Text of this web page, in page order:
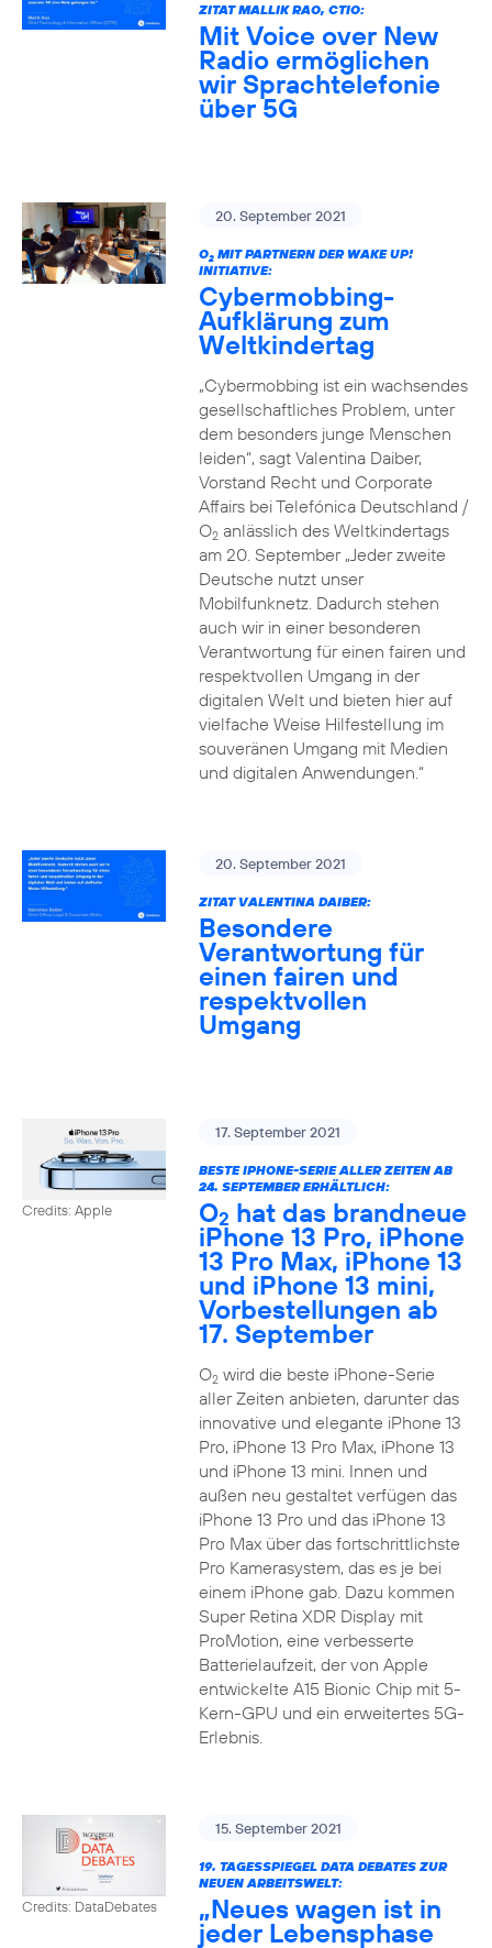
ZITAT MALLIK RAO, CTIO:
Mit Voice over New
Radio ermöglichen
wir Sprachtelefonie
über 5G
20. September 2021
O2MIT PARTNERN DER WAKE UP!
INITIATIVE:
Cybermobbing-
Aufklärung zum
Weltkindertag
„Cybermobbing ist ein wachsendes
gesellschaftliches Problem, unter
dem besonders junge Menschen
leiden“, sagt Valentina Daiber,
Vorstand Recht und Corporate
Affairs bei Telefónica Deutschland /
O2anlässlich des Weltkindertags
am 20. September „Jeder zweite
Deutsche nutzt unser
Mobilfunknetz. Dadurch stehen
auch wir in einer besonderen
Verantwortung für einen fairen und
respektvollen Umgang in der
digitalen Welt und bieten hier auf
vielfache Weise Hilfestellung im
souveränen Umgang mit Medien
und digitalen Anwendungen.“
20. September 2021
ZITAT VALENTINA DAIBER:
Besondere
Verantwortung für
einen fairen und
respektvollen
Umgang
Credits: Apple
17. September 2021
BESTE IPHONE-SERIE ALLER ZEITEN AB
24. SEPTEMBER ERHÄLTLICH:
O2 hat das brandneue
iPhone 13 Pro, iPhone
13 Pro Max, iPhone 13
und iPhone 13 mini,
Vorbestellungen ab
17. September
O2wird die beste iPhone-Serie
aller Zeiten anbieten, darunter das
innovative und elegante iPhone 13
Pro, iPhone 13 Pro Max, iPhone 13
und iPhone 13 mini. Innen und
außen neu gestaltet verfügen das
iPhone 13 Pro und das iPhone 13
Pro Max über das fortschrittlichste
Pro Kamerasystem, das es je bei
einem iPhone gab. Dazu kommen
Super Retina XDR Display mit
ProMotion, eine verbesserte
Batterielaufzeit, der von Apple
entwickelte A15 Bionic Chip mit 5-
Kern-GPU und ein erweitertes 5G-
Erlebnis.
Credits: DataDebates
15. September 2021
19. TAGESSPIEGEL DATA DEBATES ZUR
NEUEN ARBEITSWELT:
„Neues wagen ist in
jeder Lebensphase